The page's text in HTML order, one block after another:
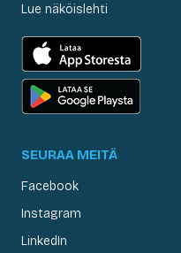
Lue näköislehti
SEURAA MEITÄ
Facebook
Instagram
LinkedIn